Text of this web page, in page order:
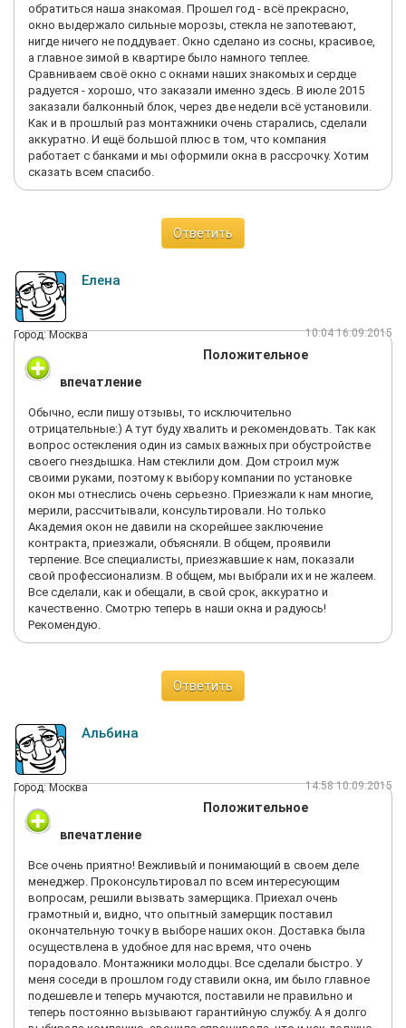
обратиться наша знакомая. Прошел год - всё прекрасно,
окно выдержало сильные морозы, стекла не запотевают,
нигде ничего не поддувает. Окно сделано из сосны, красивое,
а главное зимой в квартире было намного теплее.
Сравниваем своё окно с окнами наших знакомых и сердце
радуется - хорошо, что заказали именно здесь. В июле 2015
заказали балконный блок, через две недели всё установили.
Как и в прошлый раз монтажники очень старались, сделали
аккуратно. И ещё большой плюс в том, что компания
работает с банками и мы оформили окна в рассрочку. Хотим
сказать всем спасибо.
Ответить
Елена
Город: Москва 10:04 16.09.2015
Положительное
впечатление
Обычно, если пишу отзывы, то исключительно
отрицательные:) А тут буду хвалить и рекомендовать. Так как
вопрос остекления один из самых важных при обустройстве
своего гнездышка. Нам стеклили дом. Дом строил муж
своими руками, поэтому к выбору компании по установке
окон мы отнеслись очень серьезно. Приезжали к нам многие,
мерили, рассчитывали, консультировали. Но только
Академия окон не давили на скорейшее заключение
контракта, приезжали, объясняли. В общем, проявили
терпение. Все специалисты, приезжавшие к нам, показали
свой профессионализм. В общем, мы выбрали их и не жалеем.
Все сделали, как и обещали, в свой срок, аккуратно и
качественно. Смотрю теперь в наши окна и радуюсь!
Рекомендую.
Ответить
Альбина
Город: Москва 14:58 10.09.2015
Положительное
впечатление
Все очень приятно! Вежливый и понимающий в своем деле
менеджер. Проконсультировал по всем интересующим
вопросам, решили вызвать замерщика. Приехал очень
грамотный и, видно, что опытный замерщик поставил
окончательную точку в выборе наших окон. Доставка была
осуществлена в удобное для нас время, что очень
порадовало. Монтажники молодцы. Все сделали быстро. У
меня соседи в прошлом году ставили окна, им было главное
подешевле и теперь мучаются, поставили не правильно и
теперь постоянно вызывают гарантийную службу. А я долго